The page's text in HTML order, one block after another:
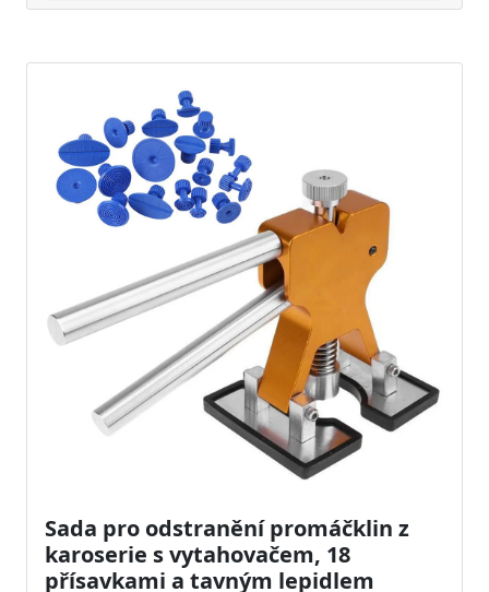
Sada pro odstranění promáčklin z
karoserie s vytahovačem, 18
přísavkami a tavným lepidlem